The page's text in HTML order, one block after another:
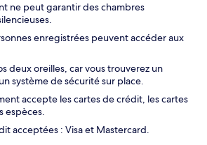
ne peut garantir des chambres
enregistrées peuvent accéder aux
deux oreilles, car vous trouverez un
système de sécurité sur place.
accepte les cartes de crédit, les cartes
espèces.
acceptées : Visa et Mastercard.